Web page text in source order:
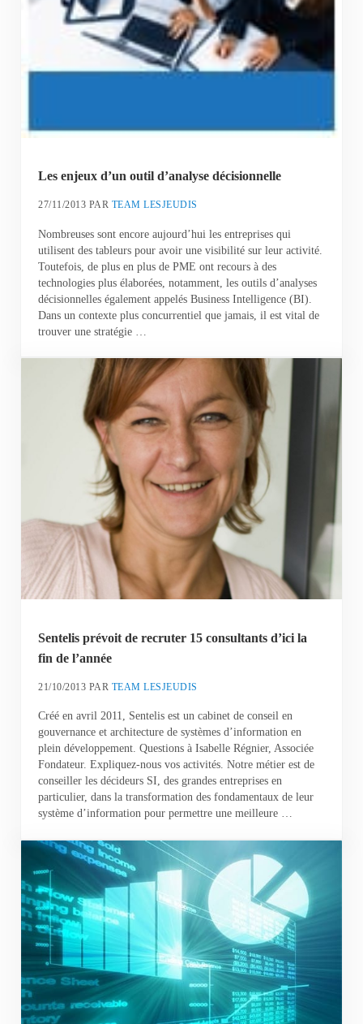
Les enjeux d’un outil d’analyse décisionnelle
27/11/2013 PAR TEAM LESJEUDIS
Nombreuses sont encore aujourd’hui les entreprises qui
utilisent des tableurs pour avoir une visibilité sur leur activité.
Toutefois, de plus en plus de PME ont recours à des
technologies plus élaborées, notamment, les outils d’analyses
décisionnelles également appelés Business Intelligence (BI).
Dans un contexte plus concurrentiel que jamais, il est vital de
trouver une stratégie …
Sentelis prévoit de recruter 15 consultants d’ici la
fin de l’année
21/10/2013 PAR TEAM LESJEUDIS
Créé en avril 2011, Sentelis est un cabinet de conseil en
gouvernance et architecture de systèmes d’information en
plein développement. Questions à Isabelle Régnier, Associée
Fondateur. Expliquez-nous vos activités. Notre métier est de
conseiller les décideurs SI, des grandes entreprises en
particulier, dans la transformation des fondamentaux de leur
système d’information pour permettre une meilleure …